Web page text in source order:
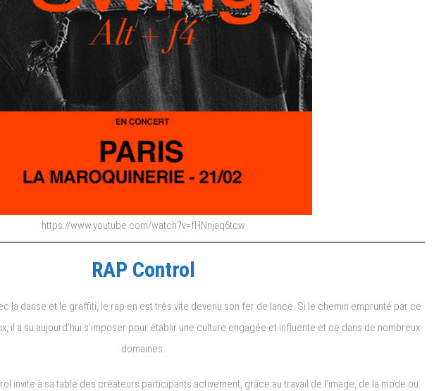
https://www.youtube.com/watch?v=fHNnjaq6tcw
RAP Control
la danse et le graffiti, le rap en est très vite devenu son fer de lance. Si le chemin emprunté par ce
il a su aujourd’hui s’imposer pour établir une culture engagée et influente et ce dans de nombreux
domaines.
invite à sa table des créateurs participants activement, grâce au travail de l’image, de la mode ou